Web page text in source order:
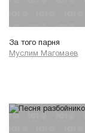
За того парня
Муслим Магомаев